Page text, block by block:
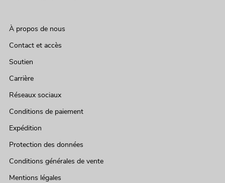
À propos de nous
Contact et accès
Soutien
Carrière
Réseaux sociaux
Conditions de paiement
Expédition
Protection des données
Conditions générales de vente
Mentions légales